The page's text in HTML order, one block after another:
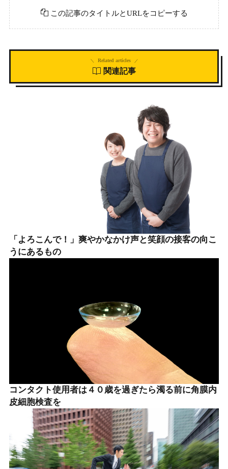
この記事のタイトルとURLをコピーする
関連記事
Related articles
「よろこんで！」爽やかなかけ声と笑顔の接客の向こ
うにあるもの
コンタクト使用者は４０歳を過ぎたら濁る前に角膜内
皮細胞検査を